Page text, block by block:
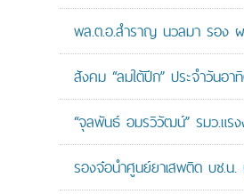
พล.ต.อ.สำราญ นวลมา รอง
สังคม “ลมใต้ปีก” ประจำวันอ
“จุลพันธ์ อมรวิวัฒน์” รมว.แรง
รองจ๋อนำศูนย์ยาเสพติด บช.น